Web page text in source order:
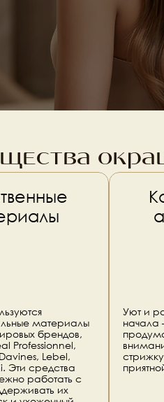
материалы
брендов,
Professionnel,
Lebel,
Эти средства
работать с
их
Уют и
начала